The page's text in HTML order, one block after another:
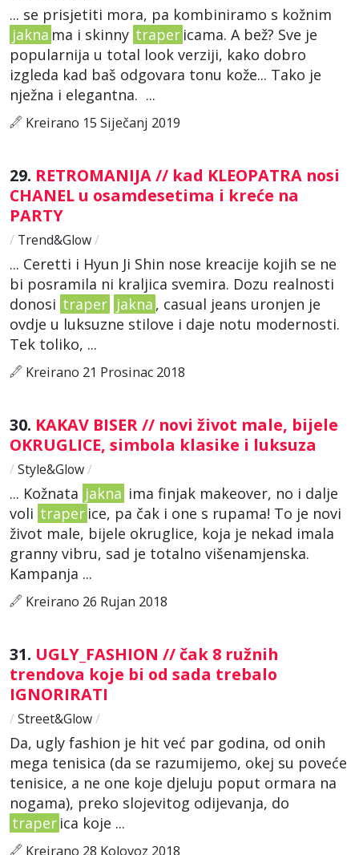
... se prisjetiti mora, pa kombiniramo s kožnim
jakna ma i skinny traper icama. A bež? Sve je
popularnija u total look verziji, kako dobro
izgleda kad baš odgovara tonu kože... Tako je
nježna i elegantna. ...
Kreirano 15 Siječanj 2019
29. RETROMANIJA // kad KLEOPATRA nosi
CHANEL u osamdesetima i kreće na
PARTY
/ Trend&Glow/
... Ceretti i Hyun Ji Shin nose kreacije kojih se ne
bi posramila ni kraljica svemira. Dozu realnosti
donosi traper jakna , casual jeans uronjen je
ovdje u luksuzne stilove i daje notu modernosti.
Tek toliko, ...
Kreirano 21 Prosinac 2018
30. KAKAV BISER // novi život male, bijele
OKRUGLICE, simbola klasike i luksuza
/ Style&Glow/
... Kožnata jakna ima finjak makeover, no i dalje
voli traper ice, pa čak i one s rupama! To je novi
život male, bijele okruglice, koja je nekad imala
granny vibru, sad je totalno višenamjenska.
Kampanja ...
Kreirano 26 Rujan 2018
31. UGLY_FASHION // čak 8 ružnih
trendova koje bi od sada trebalo
IGNORIRATI
/ Street&Glow/
Da, ugly fashion je hit već par godina, od onih
mega tenisica (da se razumijemo, okej su poveće
tenisice, a ne one koje djeluju poput ormara na
nogama), preko slojevitog odijevanja, do
traper ica koje ...
Kreirano 28 Kolovoz 2018